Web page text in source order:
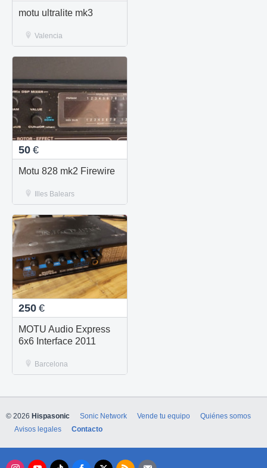
motu ultralite mk3
Valencia
50 €
Motu 828 mk2 Firewire
Illes Balears
250 €
MOTU Audio Express
6x6 Interface 2011
Barcelona
© 2026 Hispasonic Sonic Network Vende tu equipo
Quiénes somos
Avisos legales
Contacto